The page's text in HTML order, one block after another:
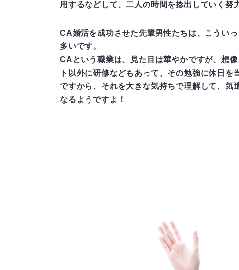
用するなどして、二人の時間を捻出していく努
CA婚活を成功させた先輩男性たちは、こうい
多いです。
CAという職業は、見た目は華やかですが、想
ト以外に研修などもあって、その勉強に休日を
ですから、それを大きな気持ちで理解して、気
なるようですよ！